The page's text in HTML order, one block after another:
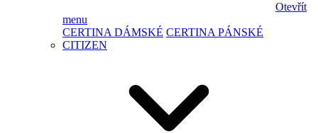
Otevřít
menu
CERTINA DÁMSKÉ CERTINA PÁNSKÉ
CITIZEN